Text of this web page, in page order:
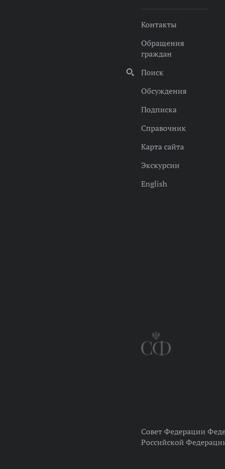
Контакты
Обращения
граждан
Поиск
Обсуждения
Подписка
Справочник
Карта сайта
Экскурсии
English
Совет Федерации
Российской